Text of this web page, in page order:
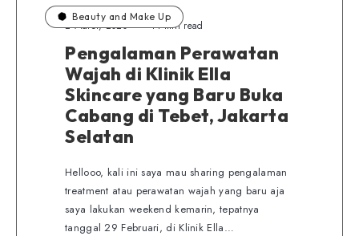
Beauty and Make Up
2 Maret, 2020 11 min read
Pengalaman Perawatan
Wajah di Klinik Ella
Skincare yang Baru Buka
Cabang di Tebet, Jakarta
Selatan
Hellooo, kali ini saya mau sharing pengalaman
treatment atau perawatan wajah yang baru aja
saya lakukan weekend kemarin, tepatnya
tanggal 29 Februari, di Klinik Ella…